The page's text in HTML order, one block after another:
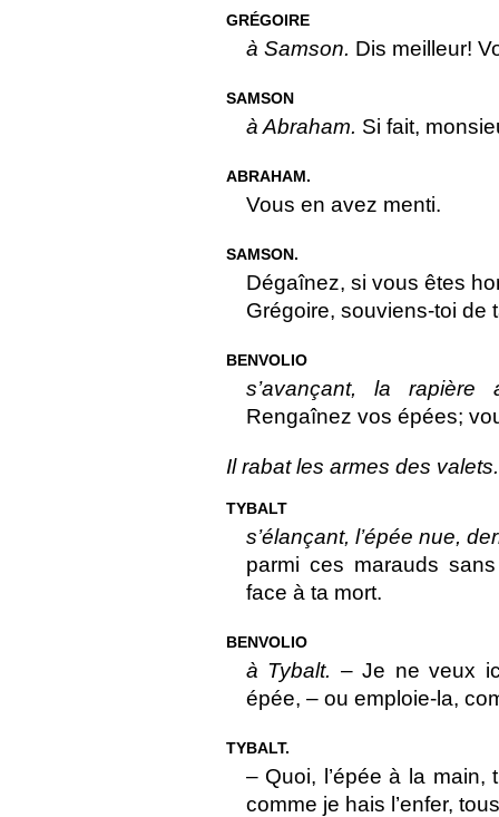
GRÉGOIRE
à Samson. Dis meilleur!
SAMSON
à Abraham. Si fait,
ABRAHAM.
Vous en avez menti.
SAMSON.
Dégaînez, si vous êtes
Grégoire, souviens-toi de
BENVOLIO
s’avançant, la rapière
Rengaînez vos épées;
Il rabat les armes des valets.
TYBALT
s’élançant, l’épée nue,
parmi ces marauds
face à ta mort.
BENVOLIO
à Tybalt. – Je ne veux
épée, – ou emploie-la,
TYBALT.
– Quoi, l’épée à la
comme je hais l’enfer,